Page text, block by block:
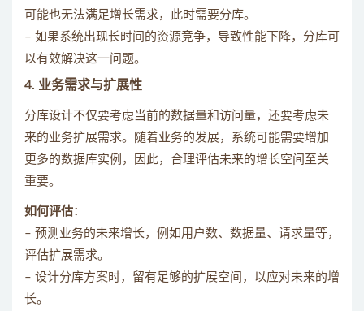
可能也无法满足增长需求，此时需要分库。
– 如果系统出现长时间的资源竞争，导致性能下降，分库可
以有效解决这一问题。
4. 业务需求与扩展性
分库设计不仅要考虑当前的数据量和访问量，还要考虑未
来的业务扩展需求。随着业务的发展，系统可能需要增加
更多的数据库实例，因此，合理评估未来的增长空间至关
重要。
如何评估：
– 预测业务的未来增长，例如用户数、数据量、请求量等，
评估扩展需求。
– 设计分库方案时，留有足够的扩展空间，以应对未来的增
长。